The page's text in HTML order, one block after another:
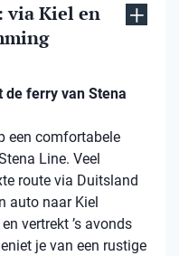
via Kiel en
de ferry van Stena
een comfortabele
Line. Veel
route via Duitsland
auto naar Kiel
vertrekt ’s avonds
je van een rustige